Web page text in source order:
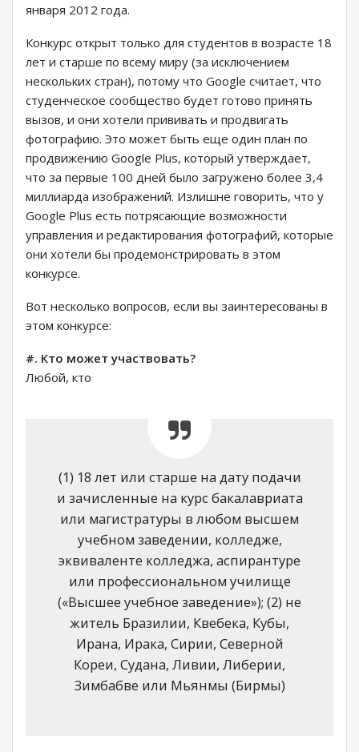
января 2012 года.
Конкурс открыт только для студентов в возрасте 18
лет и старше по всему миру (за исключением
нескольких стран), потому что Google считает, что
студенческое сообщество будет готово принять
вызов, и они хотели прививать и продвигать
фотографию. Это может быть еще один план по
продвижению Google Plus, который утверждает,
что за первые 100 дней было загружено более 3,4
миллиарда изображений. Излишне говорить, что у
Google Plus есть потрясающие возможности
управления и редактирования фотографий, которые
они хотели бы продемонстрировать в этом
конкурсе.
Вот несколько вопросов, если вы заинтересованы в
этом конкурсе:
#. Кто может участвовать?
Любой, кто
(1) 18 лет или старше на дату подачи
и зачисленные на курс бакалавриата
или магистратуры в любом высшем
учебном заведении, колледже,
эквиваленте колледжа, аспирантуре
или профессиональном училище
(«Высшее учебное заведение»); (2) не
житель Бразилии, Квебека, Кубы,
Ирана, Ирака, Сирии, Северной
Кореи, Судана, Ливии, Либерии,
Зимбабве или Мьянмы (Бирмы)